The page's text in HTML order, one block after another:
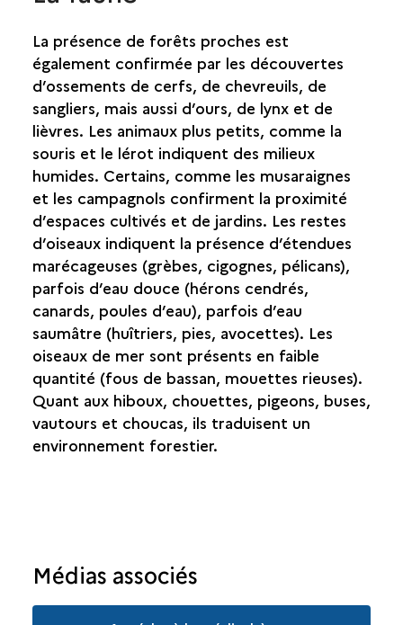
La présence de forêts proches est
également confirmée par les découvertes
d’ossements de cerfs, de chevreuils, de
sangliers, mais aussi d’ours, de lynx et de
lièvres. Les animaux plus petits, comme la
souris et le lérot indiquent des milieux
humides. Certains, comme les musaraignes
et les campagnols confirment la proximité
d’espaces cultivés et de jardins. Les restes
d’oiseaux indiquent la présence d’étendues
marécageuses (grèbes, cigognes, pélicans),
parfois d’eau douce (hérons cendrés,
canards, poules d’eau), parfois d’eau
saumâtre (huîtriers, pies, avocettes). Les
oiseaux de mer sont présents en faible
quantité (fous de bassan, mouettes rieuses).
Quant aux hiboux, chouettes, pigeons, buses,
vautours et choucas, ils traduisent un
environnement forestier.
Médias associés